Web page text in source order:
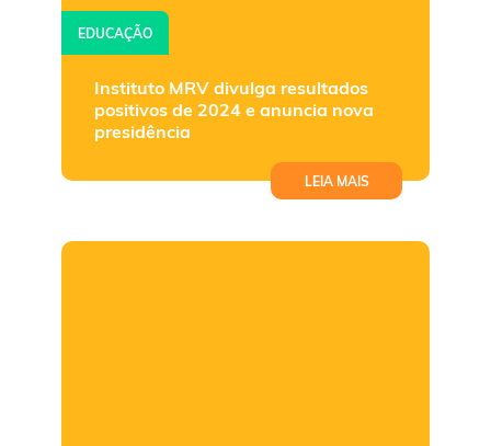
EDUCAÇÃO
Instituto MRV divulga resultados
positivos de 2024 e anuncia nova
presidência
LEIA MAIS